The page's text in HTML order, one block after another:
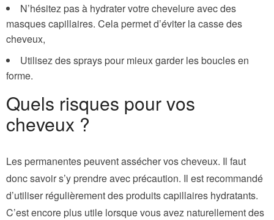
N’hésitez pas à hydrater votre chevelure avec des
masques capillaires. Cela permet d’éviter la casse des
cheveux,
Utilisez des sprays pour mieux garder les boucles en
forme.
Quels risques pour vos
cheveux ?
Les permanentes peuvent assécher vos cheveux. Il faut
donc savoir s’y prendre avec précaution. Il est recommandé
d’utiliser régulièrement des produits capillaires hydratants.
C’est encore plus utile lorsque vous avez naturellement des